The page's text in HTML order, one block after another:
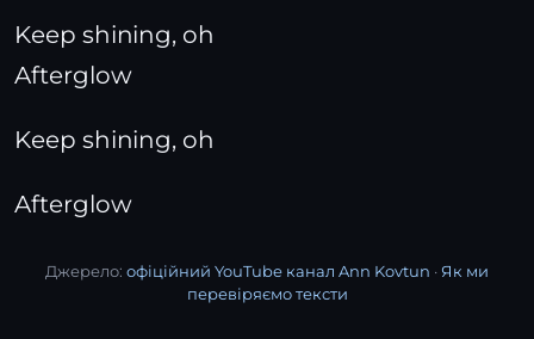
Keep shining, oh
Afterglow
Keep shining, oh
Afterglow
Джерело: офіційний YouTube канал Ann Kovtun · Як ми
перевіряємо тексти